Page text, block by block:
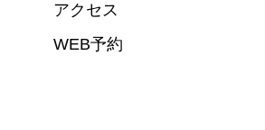
アクセス
WEB予約